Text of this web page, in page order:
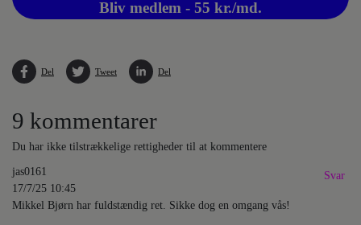
Bliv medlem - 55 kr./md.
Del Tweet Del
9 kommentarer
Du har ikke tilstrækkelige rettigheder til at kommentere
jas0161
17/7/25 10:45
Mikkel Bjørn har fuldstændig ret. Sikke dog en omgang vås!
Svar